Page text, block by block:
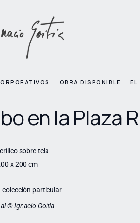
OBRA DISPONIBLE EL
en la Plaza
sobre tela
x 200 cm
colección particular
© Ignacio Goitia